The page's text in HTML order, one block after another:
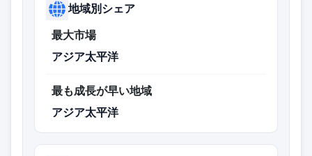
地域別シェア
最大市場
アジア太平洋
最も成長が早い地域
アジア太平洋